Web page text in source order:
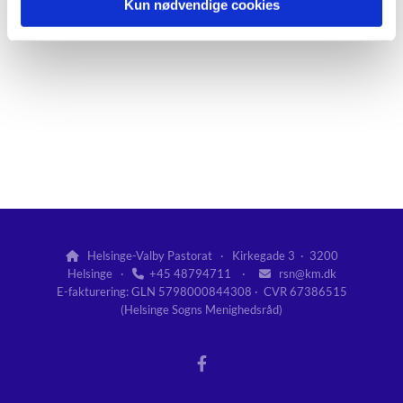
Kun nødvendige cookies
Helsinge-Valby Pastorat · Kirkegade 3 · 3200
Helsinge ·
+45 48794711 · rsn@km.dk
E-fakturering: GLN 5798000844308 · CVR 67386515
(Helsinge Sogns Menighedsråd)